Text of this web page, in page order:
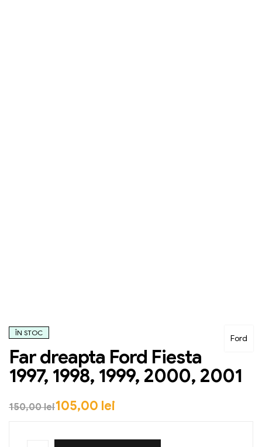
Ford
ÎN STOC
Far dreapta Ford Fiesta
1997, 1998, 1999, 2000, 2001
150,00lei105,00 lei